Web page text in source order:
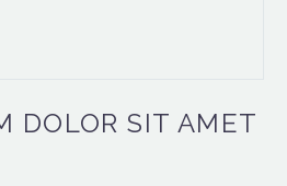
DOLOR SIT AMET